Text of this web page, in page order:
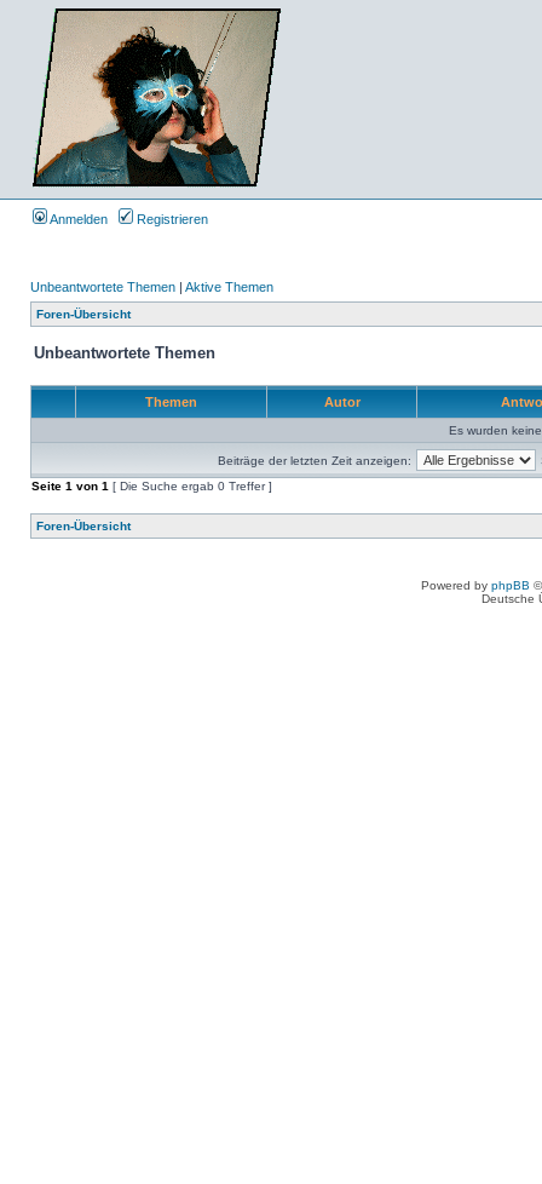
Anmelden Registrieren
Unbeantwortete Themen | Aktive Themen
Foren-Übersicht
Unbeantwortete Themen
Themen Autor
Es wurden
Beiträge der letzten Zeit anzeigen:
Seite 1 von 1 [ Die Suche ergab 0 Treffer ]
Foren-Übersicht
Powered by phpBB
Deutsche